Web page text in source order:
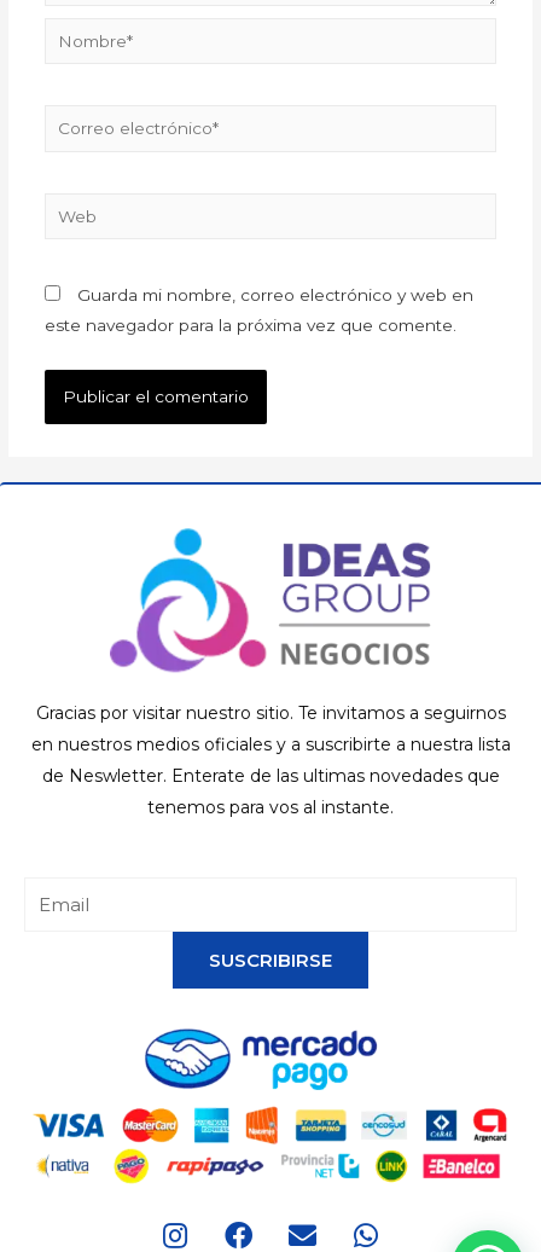
Guarda mi nombre, correo electrónico y web en
este navegador para la próxima vez que comente.
Gracias por visitar nuestro sitio. Te invitamos a seguirnos
en nuestros medios oficiales y a suscribirte a nuestra lista
de Neswletter. Enterate de las ultimas novedades que
tenemos para vos al instante.
SUSCRIBIRSE